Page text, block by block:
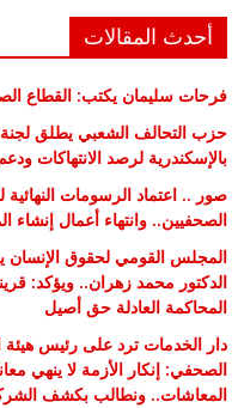
أحدث المقالات
فرحات سليمان يكتب: القطاع
حزب التحالف الشعبي يطلق
بالإسكندرية لرصد الانتهاكات
صور .. اعتماد الرسومات النهائية
الصحفيين.. وانتهاء أعمال إنشاء
المجلس القومي لحقوق الإنسان
الدكتور محمد زهران.. ويؤكد:
المحاكمة العادلة حق أصيل
دار الخدمات ترد على رئيس هيئة
الصحفي: إنكار الأزمة لا ينهي
المعاشات.. ونطالب بكشف